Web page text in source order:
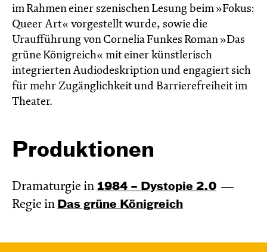
im Rahmen einer szenischen Lesung beim »Fokus:
Queer Art« vorgestellt wurde, sowie die
Uraufführung von Cornelia Funkes Roman »Das
grüne Königreich« mit einer künstlerisch
integrierten Audiodeskription und engagiert sich
für mehr Zugänglichkeit und Barrierefreiheit im
Theater.
Produktionen
Dramaturgie in 1984 – Dystopie 2.0
Regie in Das grüne König­reich